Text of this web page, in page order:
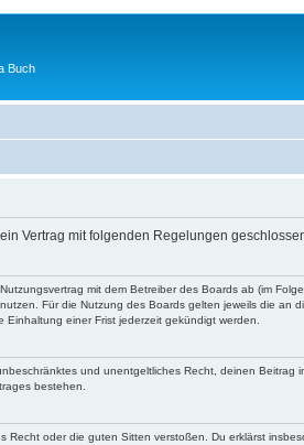
Buch
Vertrag mit folgenden Regelungen
mit dem Betreiber des Boards ab (im
Für die Nutzung des Boards gelten jeweils die an
einer Frist jederzeit gekündigt werden.
und unentgeltliches Recht, deinen Beitrag
bestehen.
oder die guten Sitten verstoßen. Du erklärst